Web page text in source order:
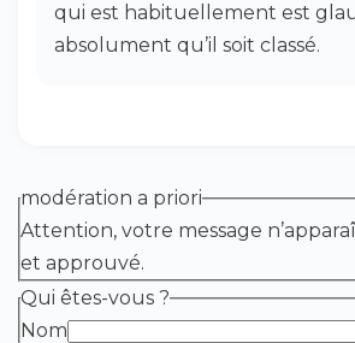
qui est habituellement est
absolument qu’il soit classé.
modération a priori
Attention, votre message
et approuvé.
Qui êtes-vous ?
Nom